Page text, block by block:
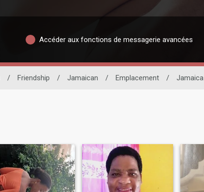
Accéder aux fonctions de messagerie avancées
/ Friendship / Jamaican / Emplacement / Jamaica